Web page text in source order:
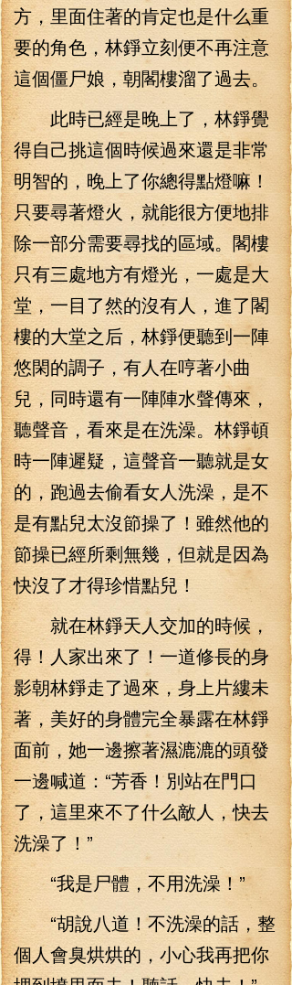
方，里面住著的肯定也是什么重
要的角色，林錚立刻便不再注意
這個僵尸娘，朝閣樓溜了過去。
此時已經是晚上了，林錚覺
得自己挑這個時候過來還是非常
明智的，晚上了你總得點燈嘛！
只要尋著燈火，就能很方便地排
除一部分需要尋找的區域。閣樓
只有三處地方有燈光，一處是大
堂，一目了然的沒有人，進了閣
樓的大堂之后，林錚便聽到一陣
悠閑的調子，有人在哼著小曲
兒，同時還有一陣陣水聲傳來，
聽聲音，看來是在洗澡。林錚頓
時一陣遲疑，這聲音一聽就是女
的，跑過去偷看女人洗澡，是不
是有點兒太沒節操了！雖然他的
節操已經所剩無幾，但就是因為
快沒了才得珍惜點兒！
就在林錚天人交加的時候，
得！人家出來了！一道修長的身
影朝林錚走了過來，身上片縷未
著，美好的身體完全暴露在林錚
面前，她一邊擦著濕漉漉的頭發
一邊喊道：“芳香！別站在門口
了，這里來不了什么敵人，快去
洗澡了！”
“我是尸體，不用洗澡！”
“胡說八道！不洗澡的話，整
個人會臭烘烘的，小心我再把你